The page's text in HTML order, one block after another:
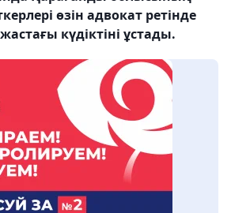
өзін адвокат ретінде
күдіктіні ұстады.